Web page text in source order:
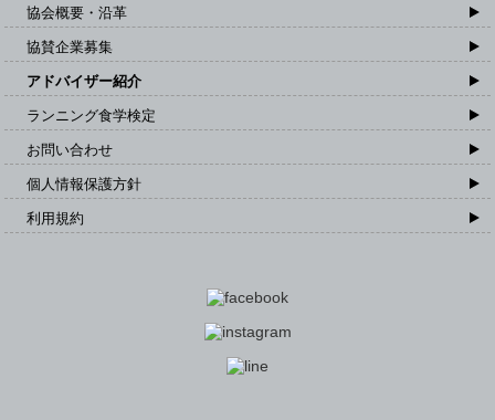
協会概要・沿革
協賛企業募集
アドバイザー紹介
ランニング食学検定
お問い合わせ
個人情報保護方針
利用規約